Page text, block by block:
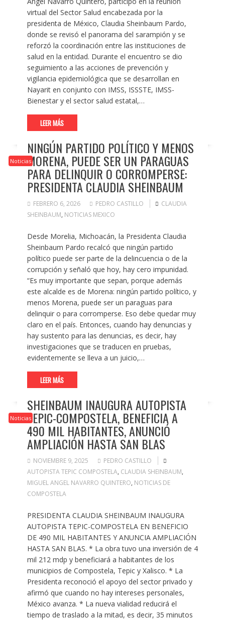
virtual del Sector Salud encabezada por la
presidenta de México, Claudia Sheinbaum Pardo,
donde se revisó el panorama del sarampión y se
reforzó la coordinación entre las instituciones de
salud en la entidad. Durante el encuentro se dio
seguimiento a las acciones de prevención y
vigilancia epidemiológica que se desarrollan en
Nayarit en conjunto con IMSS, ISSSTE, IMSS-
Bienestar y el sector salud estatal,…
LEER MÁS
Noticias
NINGÚN PARTIDO POLÍTICO Y MENOS
MORENA, PUEDE SER UN PARAGUAS
PARA DELINQUIR O CORROMPERSE:
PRESIDENTA CLAUDIA SHEINBAUM
FEBRERO 6, 2026 PEDRO CASTILLO
CLAUDIA
SHEINBAUM, NOTICIAS MEXICO
Desde Morelia, Michoacán, la Presidenta Claudia
Sheinbaum Pardo recalcó que ningún partido
político puede ser parte de la delincuencia o de la
corrupción y señaló que hoy, hay cero impunidad.
“Es muy importante que sepan, porque además
este alcalde es de Morena: ningún partido político, y
menos Morena, puede ser un paraguas para
delinquir o para corromperse. Eso debe quedar muy
claro en el país. Entonces, cuando hay denuncias y
hay sustento para las denuncias, es decir, hay
investigaciones que se traducen en pruebas,
evidentemente se lleva a un juicio,…
LEER MÁS
Noticias
SHEINBAUM INAUGURA AUTOPISTA
TEPIC-COMPOSTELA, BENEFICIA A
490 MIL HABITANTES, ANUNCIÓ
AMPLIACIÓN HASTA SAN BLAS
NOVIEMBRE 9, 2025
PEDRO CASTILLO
AUTOPISTA TEPIC COMPOSTELA, CLAUDIA SHEINBAUM,
MIGUEL ANGEL NAVARRO QUINTERO, NOTICIAS DE
COMPOSTELA
PRESIDENTA CLAUDIA SHEINBAUM INAUGURA
AUTOPISTA TEPIC-COMPOSTELA EN BENEFICIO
DE 490 MIL HABITANTES Y ANUNCIA AMPLIACIÓN
HASTA SAN BLAS. * La obra tuvo una inversión de 4
mil 212 mdp y beneficiará a habitantes de los
municipios de Compostela, Tepic y Xalisco. * La
Presidenta reconoció el apoyo del sector privado y
afirmó que cuando no hay intereses personales,
México avanza. * La nueva vialidad reducirá el
tiempo de traslado a la mitad, es decir, 35 minutos